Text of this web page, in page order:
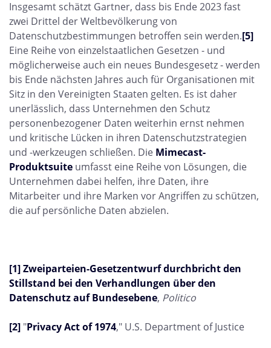
Insgesamt schätzt Gartner, dass bis Ende 2023 fast
zwei Drittel der Weltbevölkerung von
Datenschutzbestimmungen betroffen sein werden.[5]
Eine Reihe von einzelstaatlichen Gesetzen - und
möglicherweise auch ein neues Bundesgesetz - werden
bis Ende nächsten Jahres auch für Organisationen mit
Sitz in den Vereinigten Staaten gelten. Es ist daher
unerlässlich, dass Unternehmen den Schutz
personenbezogener Daten weiterhin ernst nehmen
und kritische Lücken in ihren Datenschutzstrategien
und -werkzeugen schließen. Die Mimecast-
Produktsuite umfasst eine Reihe von Lösungen, die
Unternehmen dabei helfen, ihre Daten, ihre
Mitarbeiter und ihre Marken vor Angriffen zu schützen,
die auf persönliche Daten abzielen.
[1]Zweiparteien-Gesetzentwurf durchbricht den
Stillstand bei den Verhandlungen über den
Datenschutz auf Bundesebene, Politico
[2] "Privacy Act of 1974," U.S. Department of Justice